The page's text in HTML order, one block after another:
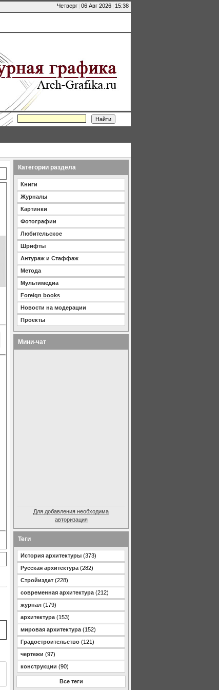
Четверг | 06 Авг 2026 | 15:38
Категории раздела
Книги
Журналы
Картинки
Фотографии
Любительское
Шрифты
Антураж и Стаффаж
Метода
Мультимедиа
Foreign books
Новости на модерации
Проекты
Мини-чат
Для добавления необходима
авторизация
Теги
История архитектуры (373)
Русская архитектура (282)
Стройиздат (228)
современная архитектура (212)
журнал (179)
архитектура (153)
мировая архитектура (152)
Градостроительство (121)
чертежи (97)
конструкции (90)
Все теги